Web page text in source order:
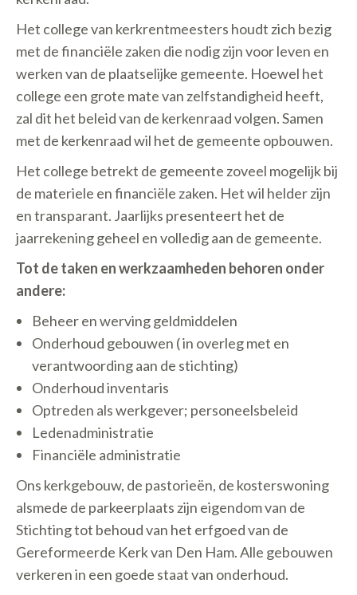
Het college van kerkrentmeesters houdt zich bezig
met de financiële zaken die nodig zijn voor leven en
werken van de plaatselijke gemeente. Hoewel het
college een grote mate van zelfstandigheid heeft,
zal dit het beleid van de kerkenraad volgen. Samen
met de kerkenraad wil het de gemeente opbouwen.
Het college betrekt de gemeente zoveel mogelijk bij
de materiele en financiële zaken. Het wil helder zijn
en transparant. Jaarlijks presenteert het de
jaarrekening geheel en volledig aan de gemeente.
Tot de taken en werkzaamheden behoren onder
andere:
Beheer en werving geldmiddelen
Onderhoud gebouwen ( in overleg met en
verantwoording aan de stichting)
Onderhoud inventaris
Optreden als werkgever; personeelsbeleid
Ledenadministratie
Financiële administratie
Ons kerkgebouw, de pastorieën, de kosterswoning
alsmede de parkeerplaats zijn eigendom van de
Stichting tot behoud van het erfgoed van de
Gereformeerde Kerk van Den Ham. Alle gebouwen
verkeren in een goede staat van onderhoud.